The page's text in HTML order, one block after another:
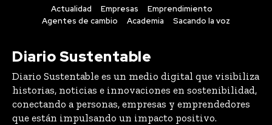
Actualidad Empresas
Emprendimiento
Agentes de cambio
Academia Sacando la voz
Diario Sustentable
Diario Sustentable es un medio digital que visibiliza
historias, noticias e innovaciones en sostenibilidad,
conectando a personas, empresas y emprendedores
que están impulsando un impacto positivo.